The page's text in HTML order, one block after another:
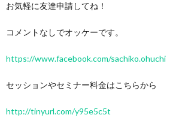
お気軽に友達申請してね！
コメントなしでオッケーです。
https://www.facebook.com/sachiko.ohuchi
セッションやセミナー料金はこちらから
http://tinyurl.com/y95e5c5t